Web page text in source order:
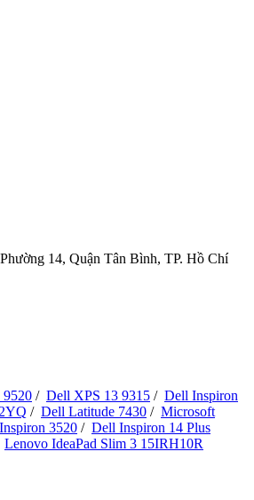
14, Quận Tân Bình, TP. Hồ Chí
9520 / Dell XPS 13 9315 / Dell Inspiron
/ Dell Latitude 7430 / Microsoft
3520 / Dell Inspiron 14 Plus
Lenovo IdeaPad Slim 3 15IRH10R